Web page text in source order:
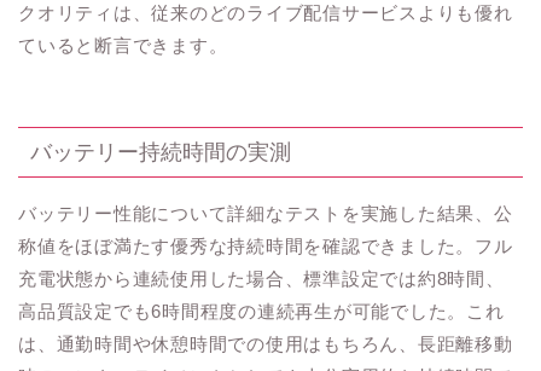
クオリティは、従来のどのライブ配信サービスよりも優れ
ていると断言できます。
バッテリー持続時間の実測
バッテリー性能について詳細なテストを実施した結果、公
称値をほぼ満たす優秀な持続時間を確認できました。フル
充電状態から連続使用した場合、標準設定では約8時間、
高品質設定でも6時間程度の連続再生が可能でした。これ
は、通勤時間や休憩時間での使用はもちろん、長距離移動